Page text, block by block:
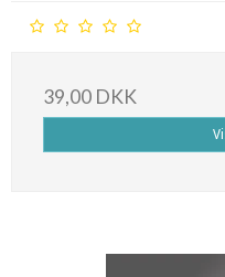
39,00 DKK